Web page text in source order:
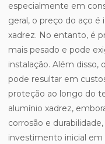
especialmente em
geral, o preço do aço é
xadrez. No entanto, é
mais pesado e pode
instalação. Além disso,
pode resultar em
proteção ao longo do
alumínio xadrez,
corrosão e
investimento inicial